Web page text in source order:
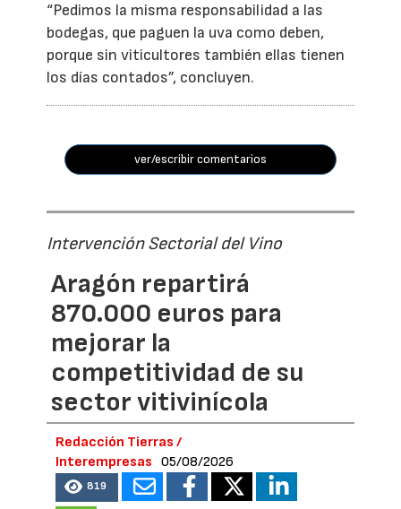
“Pedimos la misma responsabilidad a las
bodegas, que paguen la uva como deben,
porque sin viticultores también ellas tienen
los días contados”, concluyen.
ver/escribir comentarios
Intervención Sectorial del Vino
Aragón repartirá
870.000 euros para
mejorar la
competitividad de su
sector vitivinícola
Redacción Tierras /
Interempresas
05/08/2026
819